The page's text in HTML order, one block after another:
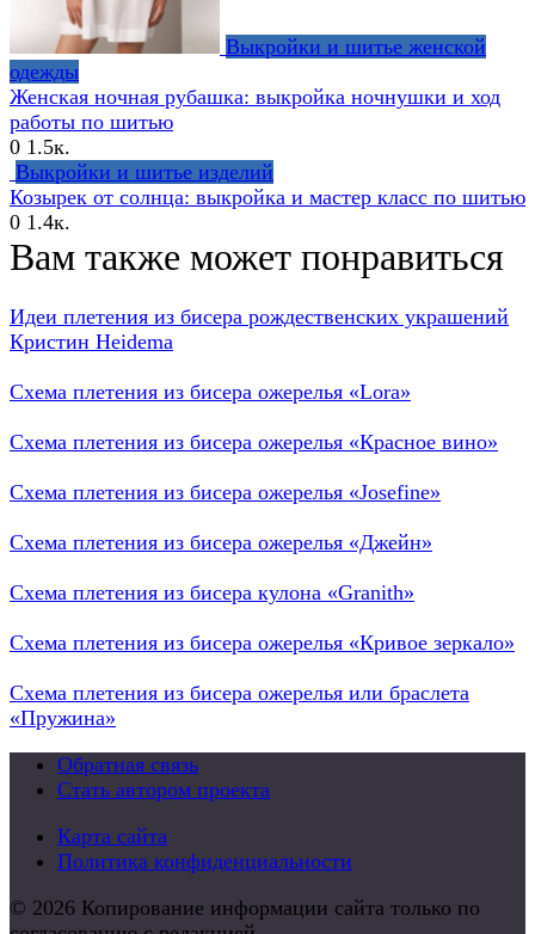
Выкройки и шитье женской
одежды
Женская ночная рубашка: выкройка ночнушки и ход
работы по шитью
0 1.5к.
Выкройки и шитье изделий
Козырек от солнца: выкройка и мастер класс по шитью
0 1.4к.
Вам также может понравиться
Идеи плетения из бисера рождественских украшений
Кристин Heidema
Схема плетения из бисера ожерелья «Lora»
Схема плетения из бисера ожерелья «Красное вино»
Схема плетения из бисера ожерелья «Josefine»
Схема плетения из бисера ожерелья «Джейн»
Схема плетения из бисера кулона «Granith»
Схема плетения из бисера ожерелья «Кривое зеркало»
Схема плетения из бисера ожерелья или браслета
«Пружина»
Обратная связь
Стать автором проекта
Карта сайта
Политика конфиденциальности
© 2026 Копирование информации сайта только по